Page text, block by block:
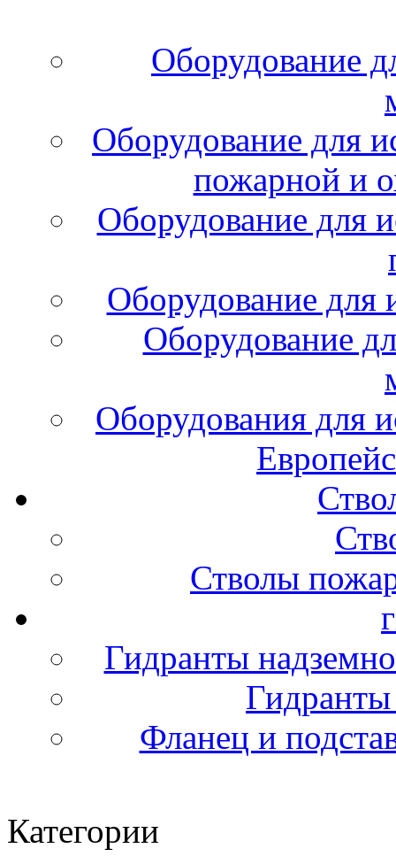
Оборудование
Оборудование для
пожарной и
Оборудование для
Оборудование для
Оборудование
Оборудования для
Стволы
Гидранты
Фланец и
Категории